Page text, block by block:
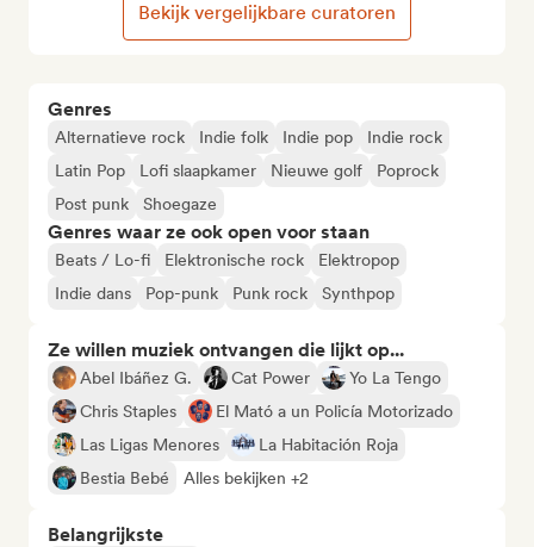
Genres
Alternatieve rock Indie folk Indie pop
Indie rock
Latin Pop
Lofi slaapkamer Nieuwe golf
Poprock
Post punk
Shoegaze
Genres waar ze ook open voor staan
Beats / Lo-fi Elektronische rock
Elektropop
Indie dans
Pop-punk Punk rock Synthpop
Ze willen muziek ontvangen die lijkt op...
Abel Ibáñez G. Cat Power
Yo La Tengo
Chris Staples
El Mató a un Policía Motorizado
Las Ligas Menores
La Habitación Roja
Bestia Bebé
Alles bekijken +2
Belangrijkste
Bekijk vergelijkbare curatoren